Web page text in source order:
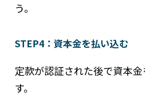
う。
STEP4：資本金を払い込む
定款が認証された後で資本
す。